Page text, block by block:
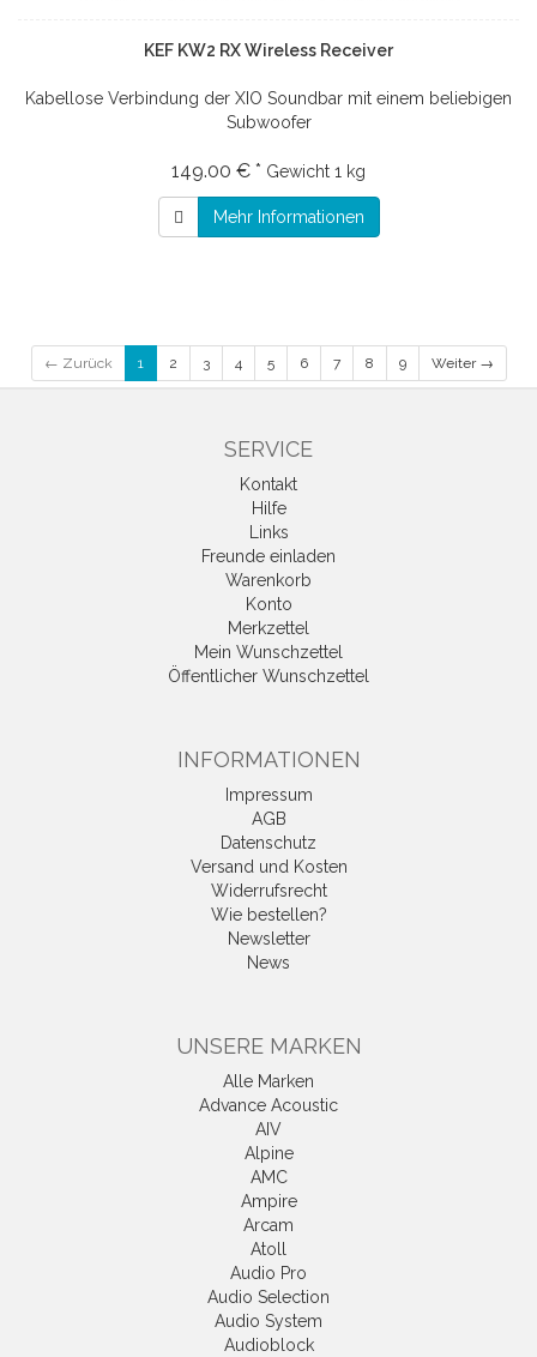
KEF KW2 RX Wireless Receiver
Kabellose Verbindung der XIO Soundbar mit einem beliebigen
Subwoofer
149.00 € * Gewicht 1 kg
Mehr Informationen
← Zurück 1 2 3 4 5 6 7 8 9 Weiter →
SERVICE
Kontakt
Hilfe
Links
Freunde einladen
Warenkorb
Konto
Merkzettel
Mein Wunschzettel
Öffentlicher Wunschzettel
INFORMATIONEN
Impressum
AGB
Datenschutz
Versand und Kosten
Widerrufsrecht
Wie bestellen?
Newsletter
News
UNSERE MARKEN
Alle Marken
Advance Acoustic
AIV
Alpine
AMC
Ampire
Arcam
Atoll
Audio Pro
Audio Selection
Audio System
Audioblock